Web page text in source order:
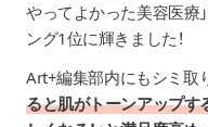
やってよかった美容医療
ング1位に輝きました！
Art+編集部内にもシミ取
ると肌がトーンアップす